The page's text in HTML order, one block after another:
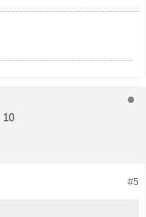
10
#5